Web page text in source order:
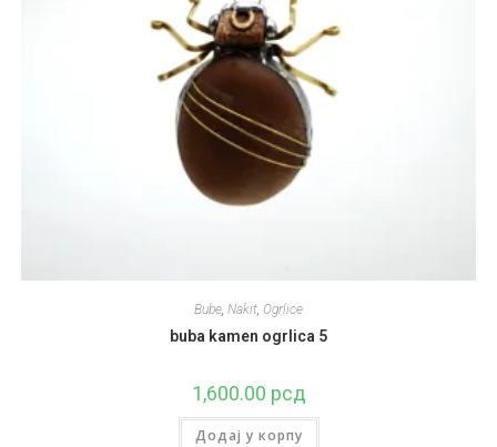
Bube, Nakit, Ogrlice
buba kamen ogrlica 5
1,600.00 рсд
Додај у корпу